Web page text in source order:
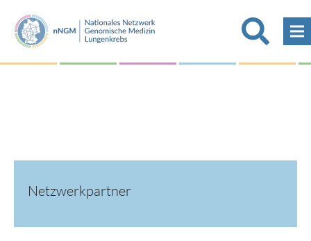
Netzwerkpartner